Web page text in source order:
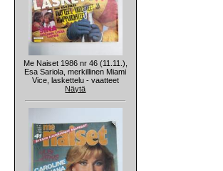
Me Naiset 1986 nr 46 (11.11.),
Esa Sariola, merkillinen Miami
Vice, laskettelu - vaatteet
Näytä